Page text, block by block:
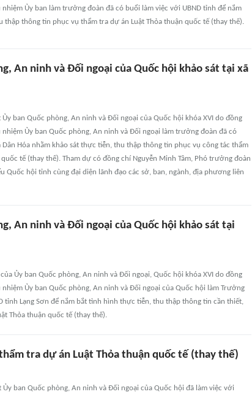
nhiệm Ủy ban làm trưởng đoàn đã có buổi làm việc với UBND tỉnh để nắm
thập thông tin phục vụ thẩm tra dự án Luật Thỏa thuận quốc tế (thay thế).
An ninh và Đối ngoại của Quốc hội khảo sát tại xã
ban Quốc phòng, An ninh và Đối ngoại của Quốc hội khóa XVI do đồng
nhiệm Ủy ban Quốc phòng, An ninh và Đối ngoại làm trưởng đoàn đã có
Dân Hóa nhằm khảo sát thực tiễn, thu thập thông tin phục vụ công tác thẩm
tế (thay thế). Tham dự có đồng chí Nguyễn Minh Tâm, Phó trưởng đoàn
Quốc hội tỉnh cùng đại diện lãnh đạo các sở, ban, ngành, địa phương liên
An ninh và Đối ngoại của Quốc hội khảo sát tại
Ủy ban Quốc phòng, An ninh và Đối ngoại, Quốc hội khóa XVI do đồng
nhiệm Ủy ban Quốc phòng, An ninh và Đối ngoại của Quốc hội làm Trưởng
tỉnh Lạng Sơn để nắm bắt tình hình thực tiễn, thu thập thông tin cần thiết,
Thỏa thuận quốc tế (thay thế).
tra dự án Luật Thỏa thuận quốc tế (thay thế)
ban Quốc phòng, An ninh và Đối ngoại của Quốc hội đã làm việc với